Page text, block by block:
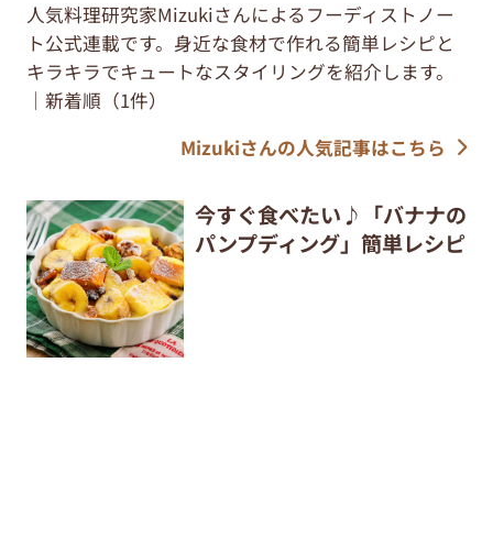
人気料理研究家Mizukiさんによるフーディストノー
ト公式連載です。身近な食材で作れる簡単レシピと
キラキラでキュートなスタイリングを紹介します。
｜新着順（1件）
Mizukiさんの人気記事はこちら
今すぐ食べたい♪「バナナの
パンプディング」簡単レシピ